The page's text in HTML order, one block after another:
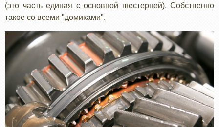
(это часть единая с основной шестерней). Собственно
такое со всеми "домиками".